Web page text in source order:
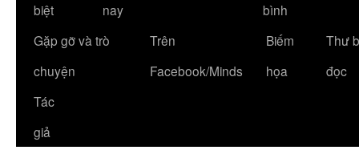
biệt
nay
bình
Gặp gỡ và trò
chuyện
Trên
Facebook/Minds
Biếm
họa
Thư
đọc
Tác
giả